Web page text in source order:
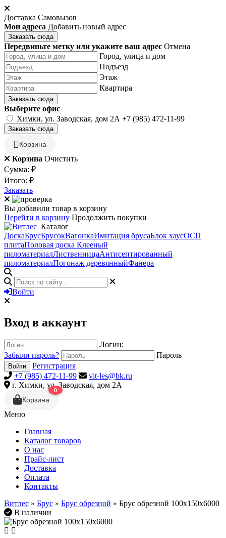
Доставка Самовызов
Мои адреса Добавить новый адрес
Заказать сюда
Передвиньте метку или укажите ваш адрес Отмена
Город, улица и дом
Подъезд
Этаж
Квартира
Заказать сюда
Выберите офис
Химки, ул. Заводская, дом 2А +7 (985) 472-11-99
Заказать сюда
Корзина
Корзина Очистить
Сумма: ₽
Итого: ₽
Заказать
Вы добавили товар в корзину
Перейти в корзину Продолжить покупки
Каталог
ДоскаБрусБрусокВагонкаИмитация брусаБлок хаусОСП
плитаПоловая доска Клееный
пиломатериалЛиственницаАнтисептированный
пиломатериалПогонаж деревянныйФанера
Войти
Вход в аккаунт
Логин:
Забыли пароль?
Пароль
Войти
Регистрация
+7 (985) 472-11-99
vit-les@bk.ru
г. Химки, ул. Заводская, дом 2А
Корзина
0
Меню
Главная
Каталог товаров
О нас
Прайс-лист
Доставка
Оплата
Контакты
Витлес » Брус » Брус обрезной » Брус обрезной 100х150х6000
В наличии